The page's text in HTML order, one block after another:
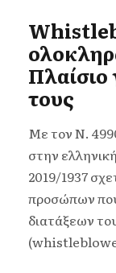
Πλαίσιο
τους
Με τον N.
στην
2019/1937
προσώπων
διατάξεων